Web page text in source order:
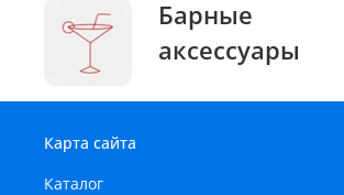
Барные
аксессуары
Карта сайта
Каталог